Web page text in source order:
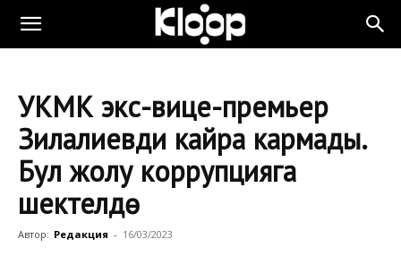
УКМК экс-вице-премьер
Зилалиевди кайра кармады.
Бул жолу коррупцияга
шектелүүдө
Автор: Редакция - 16/03/2023